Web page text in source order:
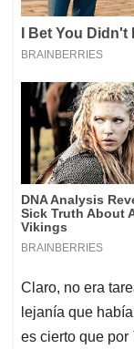
Claro, no era
lejanía que
es cierto que por